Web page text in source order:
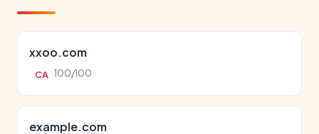
xxoo.com
CA 100/100
example.com